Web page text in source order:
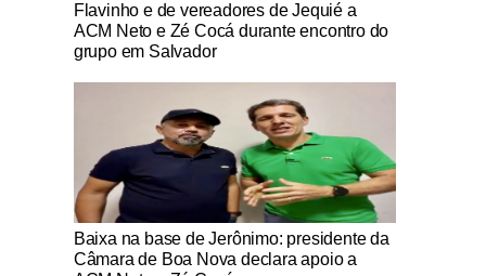
Flavinho e de vereadores de Jequié a
ACM Neto e Zé Cocá durante encontro do
grupo em Salvador
Notícias Católicas
Baixa na base de Jerônimo: presidente da
Câmara de Boa Nova declara apoio a